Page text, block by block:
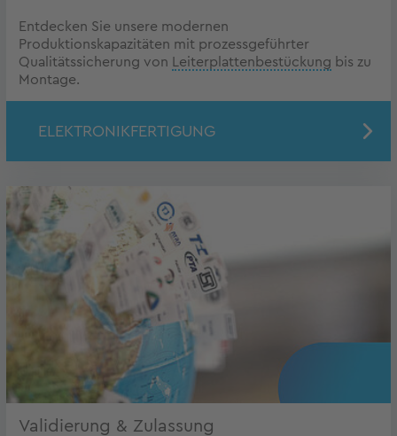
Entdecken Sie unsere modernen
Produktionskapazitäten mit prozessgeführter
Qualitätssicherung von Leiterplattenbestückung bis zu
Montage.
ELEKTRONIKFERTIGUNG
Validierung & Zulassung